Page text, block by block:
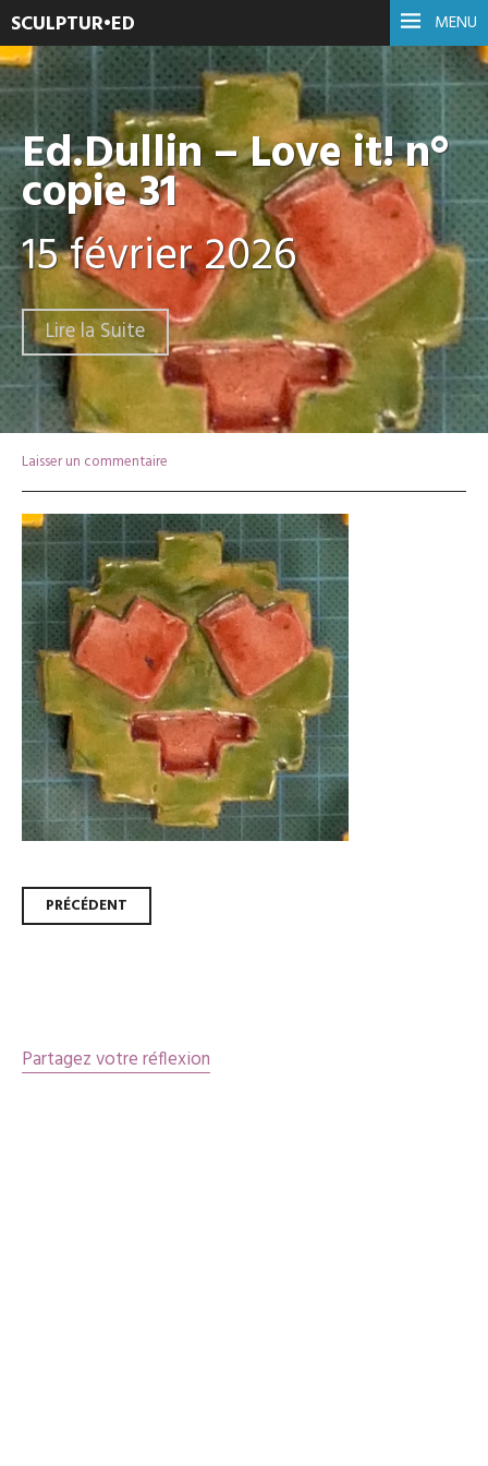
MENU
SCULPTUR•ED
Ed.Dullin – Love it! n°
copie 31
15 février 2026
Lire la Suite
Laisser un commentaire
Navigation
PRÉCÉDENT
Partagez votre réflexion